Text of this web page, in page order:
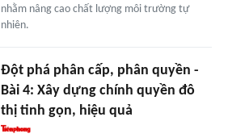
nhằm nâng cao chất lượng môi trường tự
nhiên.
Đột phá phân cấp, phân quyền -
Bài 4: Xây dựng chính quyền đô
thị tinh gọn, hiệu quả